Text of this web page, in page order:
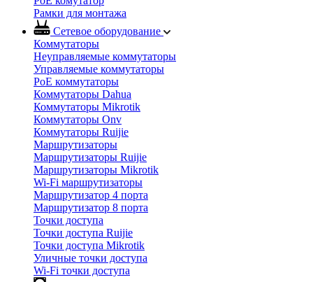
Рамки для монтажа
Сетевое оборудование
Коммутаторы
Неуправляемые коммутаторы
Управляемые коммутаторы
PoE коммутаторы
Коммутаторы Dahua
Коммутаторы Mikrotik
Коммутаторы Onv
Коммутаторы Ruijie
Маршрутизаторы
Маршрутизаторы Ruijie
Маршрутизаторы Mikrotik
Wi-Fi маршрутизаторы
Маршрутизатор 4 порта
Маршрутизатор 8 порта
Точки доступа
Точки доступа Ruijie
Точки доступа Mikrotik
Уличные точки доступа
Wi-Fi точки доступа